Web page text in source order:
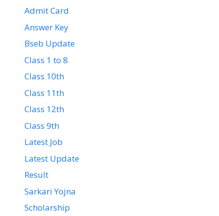
Admit Card
Answer Key
Bseb Update
Class 1 to 8
Class 10th
Class 11th
Class 12th
Class 9th
Latest Job
Latest Update
Result
Sarkari Yojna
Scholarship